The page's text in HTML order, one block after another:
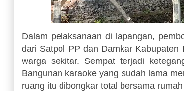
Dalam pelaksanaan di lapangan,
dari Satpol PP dan Damkar Kabupaten
warga sekitar. Sempat terjadi
Bangunan karaoke yang sudah lama
ruang itu dibongkar total bersama